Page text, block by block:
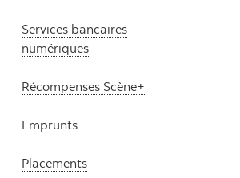
Services bancaires
numériques
Récompenses Scène+
Emprunts
Placements